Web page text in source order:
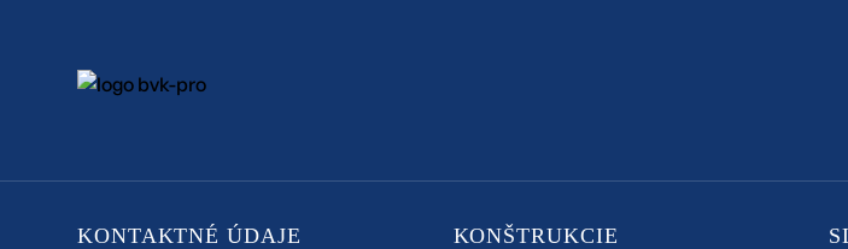
KONTAKTNÉ ÚDAJE KONŠTRUKCIE